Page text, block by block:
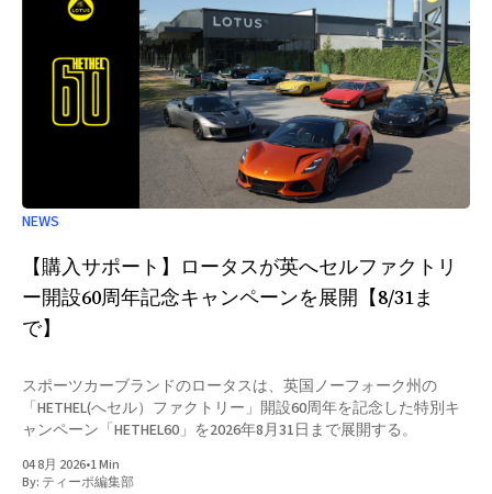
NEWS
【購入サポート】ロータスが英へセルファクトリ
ー開設60周年記念キャンペーンを展開【8/31ま
で】
スポーツカーブランドのロータスは、英国ノーフォーク州の
「HETHEL(へセル）ファクトリー」開設60周年を記念した特別キ
ャンペーン「HETHEL60」を2026年8月31日まで展開する。
04 8月 2026•1 Min
By: ティーポ編集部